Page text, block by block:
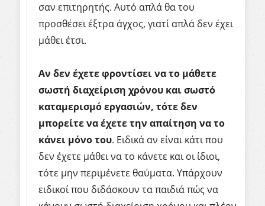
σαν επιτηρητής. Αυτό απλά θα του
προσθέσει έξτρα άγχος, γιατί απλά δεν έχει
μάθει έτσι.
Αν δεν έχετε φροντίσει να το μάθετε
σωστή διαχείριση χρόνου και σωστό
καταμερισμό εργασιών, τότε δεν
μπορείτε να έχετε την απαίτηση να το
κάνει μόνο του. Ειδικά αν είναι κάτι που
δεν έχετε μάθει να το κάνετε και οι ίδιοι,
τότε μην περιμένετε θαύματα. Υπάρχουν
ειδικοί που διδάσκουν τα παιδιά πώς να